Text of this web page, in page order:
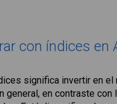
con índices en
significa invertir en el
general, en contraste con